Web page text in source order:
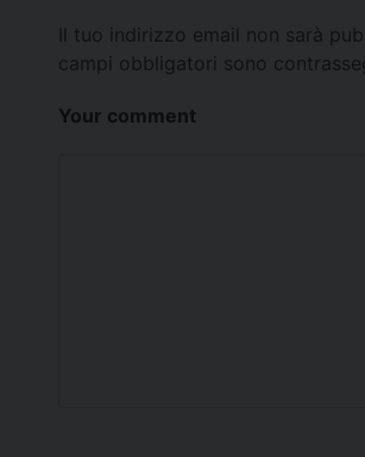
Il tuo indirizzo email non sarà
campi obbligatori sono
Your comment